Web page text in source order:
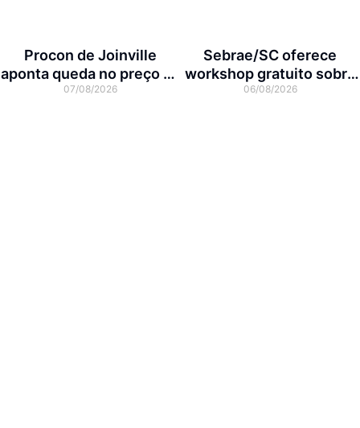
Procon de Joinville
aponta queda no preço da
cesta básica em agosto
07/08/2026
Sebrae/SC oferece
workshop gratuito sobre
franquias em Joinville
06/08/2026